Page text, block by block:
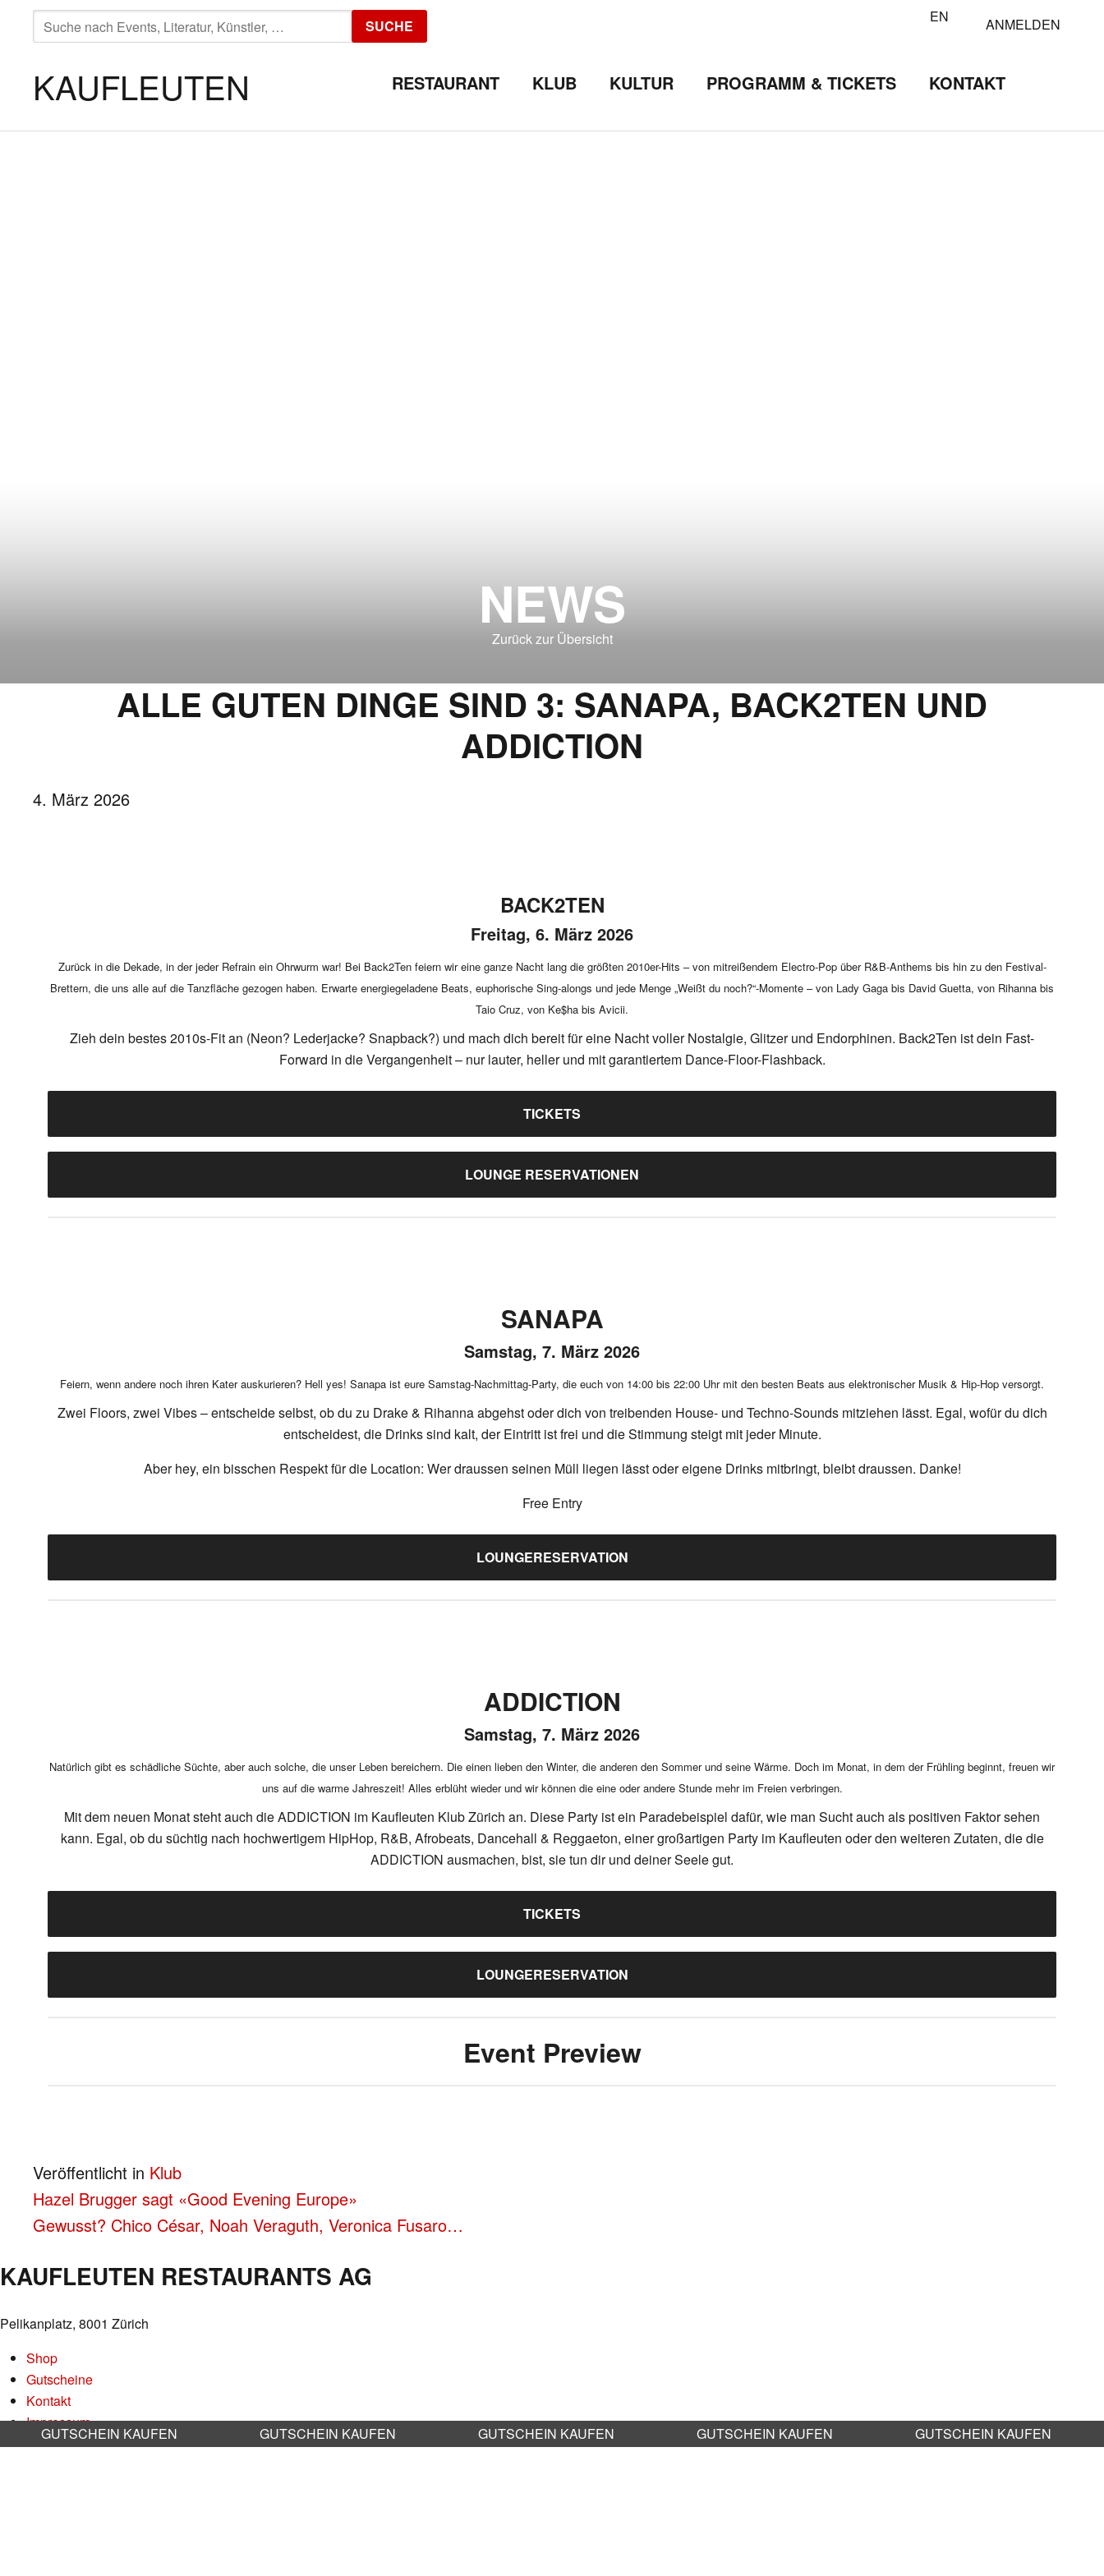
SUCHE
NACH:
SUCHE EN ANMELDEN
KAUFLEUTEN RESTAURANT KLUB KULTUR PROGRAMM & TICKETS KONTAKT
NEWS
Zurück zur Übersicht
ALLE GUTEN DINGE SIND 3: SANAPA, BACK2TEN UND
ADDICTION
4. März 2026
BACK2TEN
Freitag, 6. März 2026
Zurück in die Dekade, in der jeder Refrain ein Ohrwurm war! Bei Back2Ten feiern wir eine ganze Nacht lang die größten 2010er-Hits – von mitreißendem Electro-Pop über R&B-Anthems bis hin zu den Festival-
Brettern, die uns alle auf die Tanzfläche gezogen haben. Erwarte energiegeladene Beats, euphorische Sing-alongs und jede Menge „Weißt du noch?“-Momente – von Lady Gaga bis David Guetta, von Rihanna bis
Taio Cruz, von Ke$ha bis Avicii.
Zieh dein bestes 2010s-Fit an (Neon? Lederjacke? Snapback?) und mach dich bereit für eine Nacht voller Nostalgie, Glitzer und Endorphinen. Back2Ten ist dein Fast-
Forward in die Vergangenheit – nur lauter, heller und mit garantiertem Dance-Floor-Flashback.
TICKETS
LOUNGE RESERVATIONEN
SANAPA
Samstag, 7. März 2026
Feiern, wenn andere noch ihren Kater auskurieren? Hell yes! Sanapa ist eure Samstag-Nachmittag-Party, die euch von 14:00 bis 22:00 Uhr mit den besten Beats aus elektronischer Musik & Hip-Hop versorgt.
Zwei Floors, zwei Vibes – entscheide selbst, ob du zu Drake & Rihanna abgehst oder dich von treibenden House- und Techno-Sounds mitziehen lässt. Egal, wofür du dich
entscheidest, die Drinks sind kalt, der Eintritt ist frei und die Stimmung steigt mit jeder Minute.
Aber hey, ein bisschen Respekt für die Location: Wer draussen seinen Müll liegen lässt oder eigene Drinks mitbringt, bleibt draussen. Danke!
Free Entry
LOUNGERESERVATION
ADDICTION
Samstag, 7. März 2026
Natürlich gibt es schädliche Süchte, aber auch solche, die unser Leben bereichern. Die einen lieben den Winter, die anderen den Sommer und seine Wärme. Doch im Monat, in dem der Frühling beginnt, freuen wir
uns auf die warme Jahreszeit! Alles erblüht wieder und wir können die eine oder andere Stunde mehr im Freien verbringen.
Mit dem neuen Monat steht auch die ADDICTION im Kaufleuten Klub Zürich an. Diese Party ist ein Paradebeispiel dafür, wie man Sucht auch als positiven Faktor sehen
kann. Egal, ob du süchtig nach hochwertigem HipHop, R&B, Afrobeats, Dancehall & Reggaeton, einer großartigen Party im Kaufleuten oder den weiteren Zutaten, die die
ADDICTION ausmachen, bist, sie tun dir und deiner Seele gut.
TICKETS
LOUNGERESERVATION
Event Preview
Veröffentlicht in Klub
BEITRAGS-
NAVIGATION
Hazel Brugger sagt «Good Evening Europe»
Gewusst? Chico César, Noah Veraguth, Veronica Fusaro…
KAUFLEUTEN RESTAURANTS AG
Pelikanplatz, 8001 Zürich
Shop
Gutscheine
Kontakt
Impressum
Datenschutz
GUTSCHEIN KAUFEN GUTSCHEIN KAUFEN GUTSCHEIN KAUFEN GUTSCHEIN KAUFEN GUTSCHEIN KAUFEN